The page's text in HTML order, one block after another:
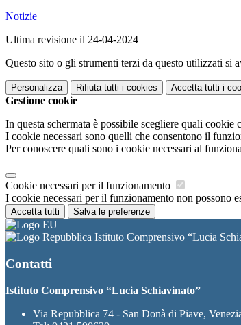
Notizie
Ultima revisione il 24-04-2024
Questo sito o gli strumenti terzi da questo utilizzati si
Personalizza Rifiuta tutti i cookies Accetta tutti i
Gestione cookie
In questa schermata è possibile scegliere quali cookie
I cookie necessari sono quelli che consentono il
Per conoscere quali sono i cookie necessari al
Cookie necessari per il funzionamento
I cookie necessari per il funzionamento non possono
Accetta tutti Salva le preferenze
Istituto Comprensivo “Lucia
Contatti
Istituto Comprensivo “Lucia Schiavinato”
Via Repubblica 74 - San Donà di Piave,